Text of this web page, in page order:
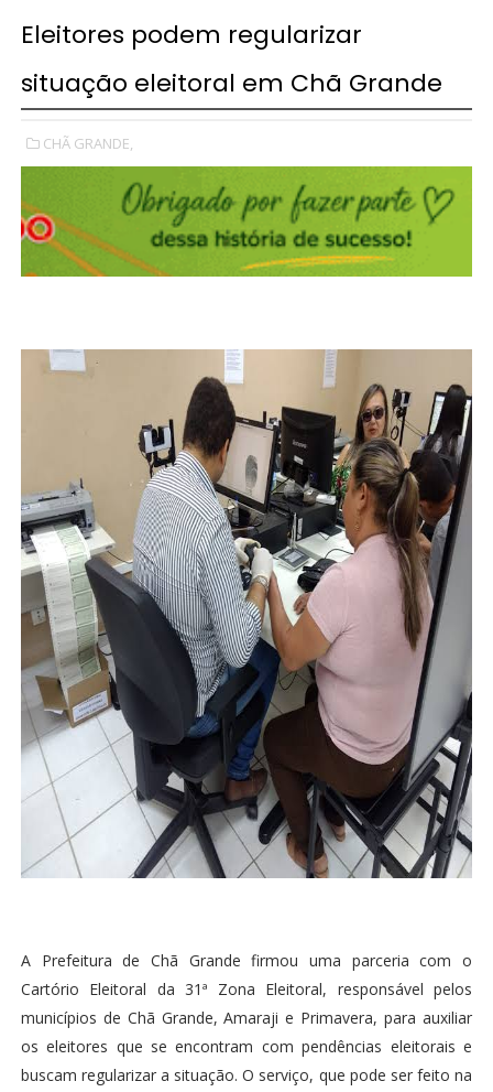
Eleitores podem regularizar
situação eleitoral em Chã Grande
CHÃ GRANDE,
A Prefeitura de Chã Grande firmou uma parceria com o
Cartório Eleitoral da 31ª Zona Eleitoral, responsável pelos
municípios de Chã Grande, Amaraji e Primavera, para auxiliar
os eleitores que se encontram com pendências eleitorais e
buscam regularizar a situação. O serviço, que pode ser feito na